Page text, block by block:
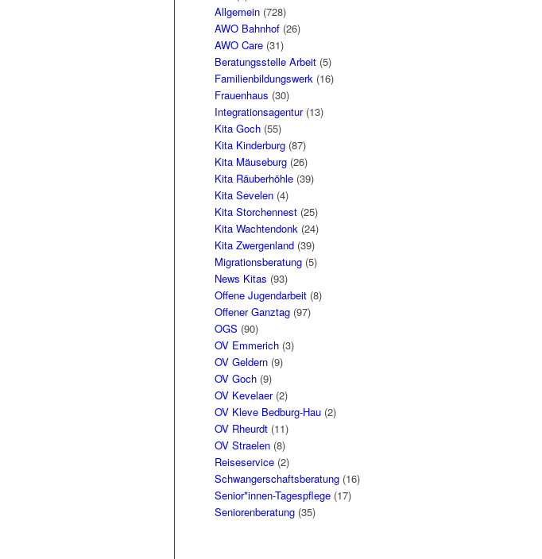
Allgemein (728)
AWO Bahnhof (26)
AWO Care (31)
Beratungsstelle Arbeit (5)
Familienbildungswerk (16)
Frauenhaus (30)
Integrationsagentur(13)
Kita Goch (55)
Kita Kinderburg (87)
Kita Mäuseburg (26)
Kita Räuberhöhle (39)
Kita Sevelen (4)
Kita Storchennest (25)
Kita Wachtendonk (24)
Kita Zwergenland (39)
Migrationsberatung (5)
News Kitas (93)
Offene Jugendarbeit (8)
Offener Ganztag (97)
OGS (90)
OV Emmerich (3)
OV Geldern (9)
OV Goch (9)
OV Kevelaer(2)
OV Kleve Bedburg-Hau (2)
OV Rheurdt (11)
OV Straelen (8)
Reiseservice (2)
Schwangerschaftsberatung (16)
Senior*innen-Tagespflege (17)
Seniorenberatung (35)